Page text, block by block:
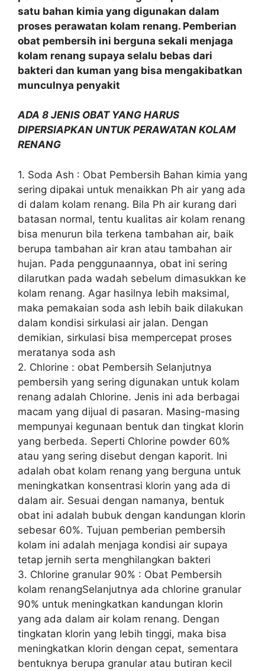
satu bahan kimia yang digunakan dalam
proses perawatan kolam renang. Pemberian
obat pembersih ini berguna sekali menjaga
kolam renang supaya selalu bebas dari
bakteri dan kuman yang bisa mengakibatkan
munculnya penyakit
ADA 8 JENIS OBAT YANG HARUS
DIPERSIAPKAN UNTUK PERAWATAN KOLAM
RENANG
1. Soda Ash : Obat Pembersih Bahan kimia yang
sering dipakai untuk menaikkan Ph air yang ada
di dalam kolam renang. Bila Ph air kurang dari
batasan normal, tentu kualitas air kolam renang
bisa menurun bila terkena tambahan air, baik
berupa tambahan air kran atau tambahan air
hujan. Pada penggunaannya, obat ini sering
dilarutkan pada wadah sebelum dimasukkan ke
kolam renang. Agar hasilnya lebih maksimal,
maka pemakaian soda ash lebih baik dilakukan
dalam kondisi sirkulasi air jalan. Dengan
demikian, sirkulasi bisa mempercepat proses
meratanya soda ash
2. Chlorine : obat Pembersih Selanjutnya
pembersih yang sering digunakan untuk kolam
renang adalah Chlorine. Jenis ini ada berbagai
macam yang dijual di pasaran. Masing-masing
mempunyai kegunaan bentuk dan tingkat klorin
yang berbeda. Seperti Chlorine powder 60%
atau yang sering disebut dengan kaporit. Ini
adalah obat kolam renang yang berguna untuk
meningkatkan konsentrasi klorin yang ada di
dalam air. Sesuai dengan namanya, bentuk
obat ini adalah bubuk dengan kandungan klorin
sebesar 60%. Tujuan pemberian pembersih
kolam ini adalah menjaga kondisi air supaya
tetap jernih serta menghilangkan bakteri
3. Chlorine granular 90% : Obat Pembersih
kolam renangSelanjutnya ada chlorine granular
90% untuk meningkatkan kandungan klorin
yang ada dalam air kolam renang. Dengan
tingkatan klorin yang lebih tinggi, maka bisa
meningkatkan klorin dengan cepat, sementara
bentuknya berupa granular atau butiran kecil